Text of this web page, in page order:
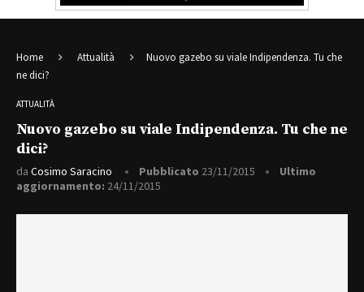
Home Attualità
Nuovo gazebo su viale Indipendenza. Tu che
ne dici?
ATTUALITÀ
Nuovo gazebo su viale Indipendenza. Tu che ne
dici?
da Cosimo Saracino Pubblicato 23/11/2015
Ultimo
aggiornamento: 24/11/2015